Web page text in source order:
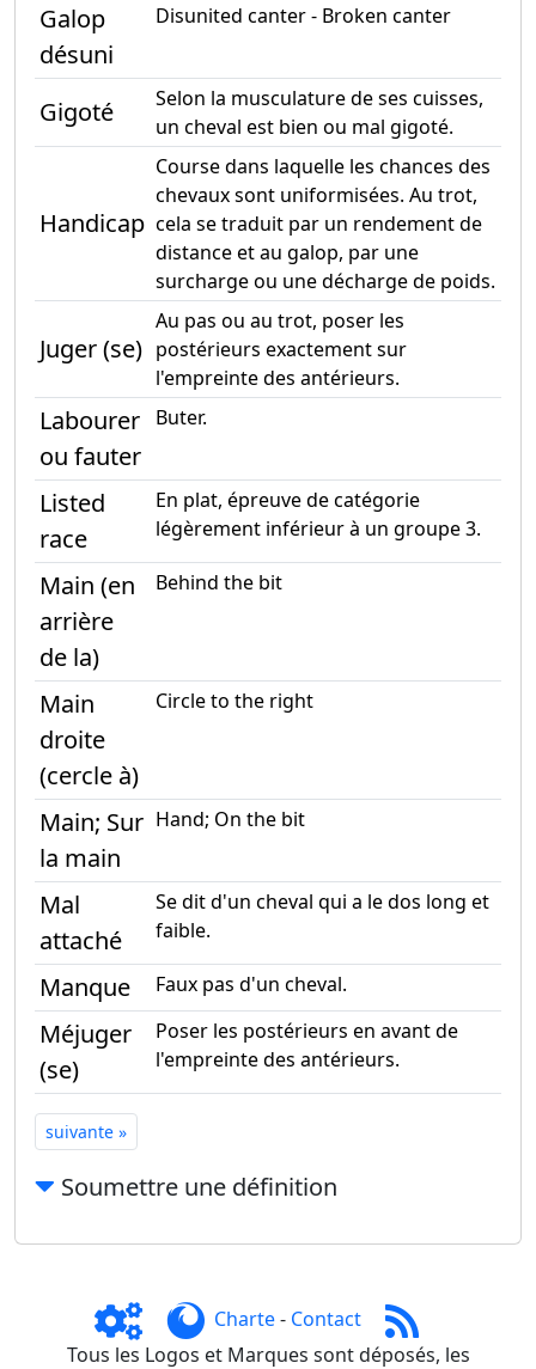
Galop
désuni
Disunited canter - Broken canter
Gigoté
Selon la musculature de ses cuisses,
un cheval est bien ou mal gigoté.
Handicap
Course dans laquelle les chances des
chevaux sont uniformisées. Au trot,
cela se traduit par un rendement de
distance et au galop, par une
surcharge ou une décharge de poids.
Juger (se)
Au pas ou au trot, poser les
postérieurs exactement sur
l'empreinte des antérieurs.
Labourer
ou fauter
Buter.
Listed
race
En plat, épreuve de catégorie
légèrement inférieur à un groupe 3.
Main (en
arrière
de la)
Behind the bit
Main
droite
(cercle à)
Circle to the right
Main; Sur
la main
Hand; On the bit
Mal
attaché
Se dit d'un cheval qui a le dos long et
faible.
Manque Faux pas d'un cheval.
Méjuger
(se)
Poser les postérieurs en avant de
l'empreinte des antérieurs.
suivante »
Soumettre une définition
Charte- Contact
Tous les Logos et Marques sont déposés, les